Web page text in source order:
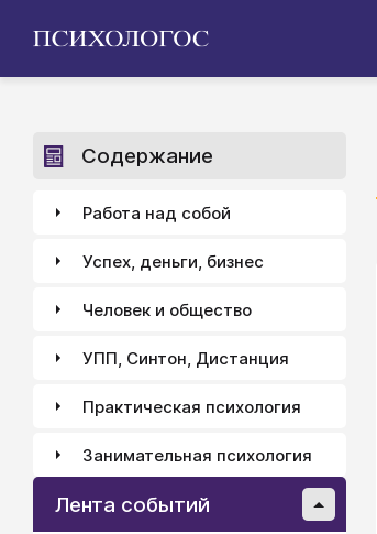
Содержание
Работа над собой
Успех, деньги, бизнес
Человек и общество
УПП, Синтон, Дистанция
Практическая психология
Занимательная психология
Лента событий